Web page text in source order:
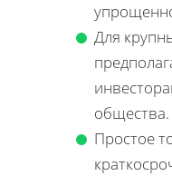
Для
общества.
Простое